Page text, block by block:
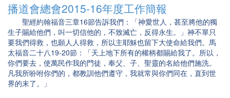
播道會總會2015-16年度工作簡報
聖經約翰福音三章16節告訴我們：「神愛世人，甚至將他的獨
生子賜給他們，叫一切信他的，不致滅亡，反得永生。」神不單只
要我們得救，也願人人得救，所以主耶穌也留下大使命給我們。馬
太福音二十八19-20節：「天上地下所有的權柄都賜給我了。所以，
你們要去，使萬民作我的門徒，奉父、子、聖靈的名給他們施洗。
凡我所吩咐你們的，都教訓他們遵守，我就常與你們同在，直到世
界的末了。」